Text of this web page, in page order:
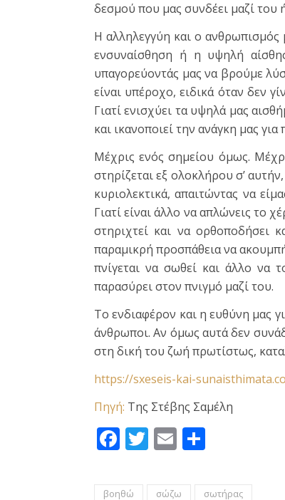
δεσμού που μας συνδέει μαζί του
Η αλληλεγγύη και ο
ενσυναίσθηση ή η υψηλή
υπαγορεύοντάς μας να βρούμε
είναι υπέροχο, ειδικά όταν δεν
Γιατί ενισχύει τα υψηλά μας
και ικανοποιεί την ανάγκη μας
Μέχρις ενός σημείου όμως.
στηρίζεται εξ ολοκλήρου σ’
κυριολεκτικά, απαιτώντας να
Γιατί είναι άλλο να απλώνεις το
στηριχτεί και να ορθοποδήσει
παραμικρή προσπάθεια να
πνίγεται να σωθεί και άλλο να
παρασύρει στον πνιγμό μαζί του.
Το ενδιαφέρον και η ευθύνη μας
άνθρωποι. Αν όμως αυτά δεν
στη δική του ζωή πρωτίστως,
https://sxeseis-kai-
Πηγή: Της Στέβης Σαμέλη
Facebook
Twitter
Email
βοηθώ σώζω σωτήρας